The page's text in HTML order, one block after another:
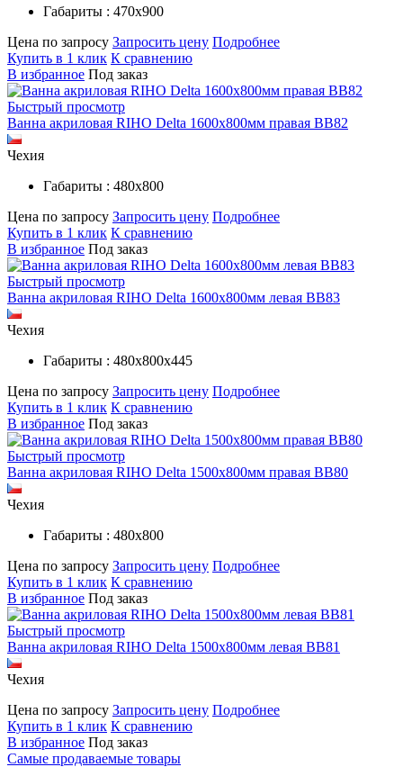
Габариты : 470х900
Цена по запросу Запросить цену Подробнее
Купить в 1 клик К сравнению
В избранное Под заказ
Быстрый просмотр
Ванна акриловая RIHO Delta 1600x800мм правая BB82
Чехия
Габариты : 480х800
Цена по запросу Запросить цену Подробнее
Купить в 1 клик К сравнению
В избранное Под заказ
Быстрый просмотр
Ванна акриловая RIHO Delta 1600x800мм левая BB83
Чехия
Габариты : 480х800х445
Цена по запросу Запросить цену Подробнее
Купить в 1 клик К сравнению
В избранное Под заказ
Быстрый просмотр
Ванна акриловая RIHO Delta 1500x800мм правая BB80
Чехия
Габариты : 480х800
Цена по запросу Запросить цену Подробнее
Купить в 1 клик К сравнению
В избранное Под заказ
Быстрый просмотр
Ванна акриловая RIHO Delta 1500x800мм левая BB81
Чехия
Цена по запросу Запросить цену Подробнее
Купить в 1 клик К сравнению
В избранное Под заказ
Самые продаваемые товары